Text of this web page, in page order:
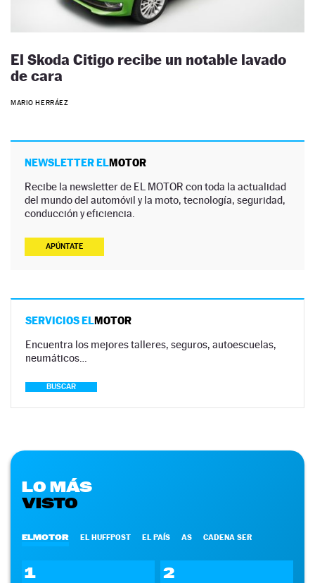
El Skoda Citigo recibe un notable lavado
de cara
MARIO HERRÁEZ
NEWSLETTER ELMOTOR
Recibe la newsletter de EL MOTOR con toda la actualidad
del mundo del automóvil y la moto, tecnología, seguridad,
conducción y eficiencia.
APÚNTATE
SERVICIOS ELMOTOR
Encuentra los mejores talleres, seguros, autoescuelas,
neumáticos…
BUSCAR
LO MÁS
VISTO
ELMOTOR EL HUFFPOST EL PAÍS AS CADENA SER
1 2